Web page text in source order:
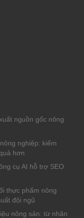
nguồn gốc nông
nghiệp: kiểm
hơn
cụ AI hỗ trợ SEO
thực phẩm nông
đội ngũ
nông sản: từ nhãn